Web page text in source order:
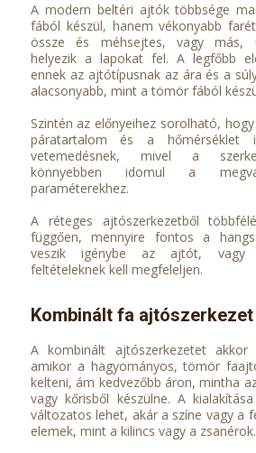
A modern beltéri ajtók többsége
fából készül, hanem vékonyabb
össze és méhsejtes, vagy más,
helyezik a lapokat fel. A legfőbb
ennek az ajtótípusnak az ára és a
alacsonyabb, mint a tömör fából
Szintén az előnyeihez sorolható,
páratartalom és a hőmérséklet
vetemedésnek, mivel a
könnyebben idomul a
paraméterekhez.
A réteges ajtószerkezetből
függően, mennyire fontos a
veszik igénybe az ajtót, vagy
feltételeknek kell megfeleljen.
Kombinált fa ajtószerkezet
A kombinált ajtószerkezetet akkor
amikor a hagyományos, tömör
kelteni, ám kedvezőbb áron, mintha
vagy kőrisből készülne. A
változatos lehet, akár a színe vagy a
elemek, mint a kilincs vagy a zsanérok.